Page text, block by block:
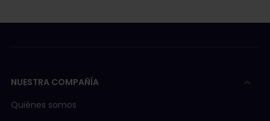
NUESTRA COMPAÑÍA
Quiénes somos